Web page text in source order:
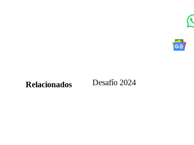
Relacionados Desafío 2024